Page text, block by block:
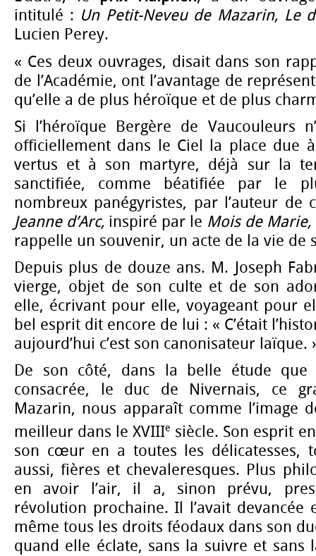
intitulé : Un Petit-Neveu de Mazarin, Le
Lucien Perey.
« Ces deux ouvrages, disait dans son
de l’Académie, ont l’avantage de
qu’elle a de plus héroïque et de plus
Si l’héroïque Bergère de Vaucouleurs
officiellement dans le Ciel la place due
vertus et à son martyre, déjà sur la
sanctifiée, comme béatifiée par le
nombreux panégyristes, par l’auteur de
Jeanne d’Arc, inspiré par le Mois de Marie,
rappelle un souvenir, un acte de la vie de
Depuis plus de douze ans. M. Joseph
vierge, objet de son culte et de son
elle, écrivant pour elle, voyageant pour
bel esprit dit encore de lui : « C’était
aujourd’hui c’est son canonisateur laïque.
De son côté, dans la belle étude
consacrée, le duc de Nivernais, ce
Mazarin, nous apparaît comme l’image
meilleur dans le XVIIIe siècle. Son esprit
son cœur en a toutes les délicatesses,
aussi, fières et chevaleresques. Plus
en avoir l’air, il a, sinon prévu,
révolution prochaine. Il l’avait devancée
même tous les droits féodaux dans son
quand elle éclate, sans la suivre et sans